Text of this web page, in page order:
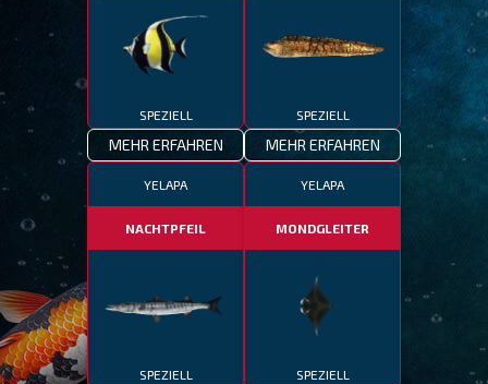
SPEZIELL
MEHR ERFAHREN
SPEZIELL
MEHR ERFAHREN
YELAPA
NACHTPFEIL
SPEZIELL
YELAPA
MONDGLEITER
SPEZIELL